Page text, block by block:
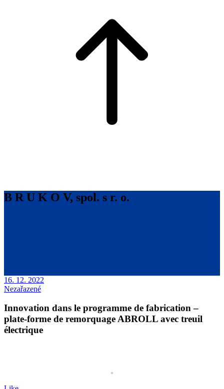
B R U K O V, spol. s r. o.
16. 12. 2022
Nezařazené
Innovation dans le programme de fabrication –
plate-forme de remorquage ABROLL avec treuil
électrique